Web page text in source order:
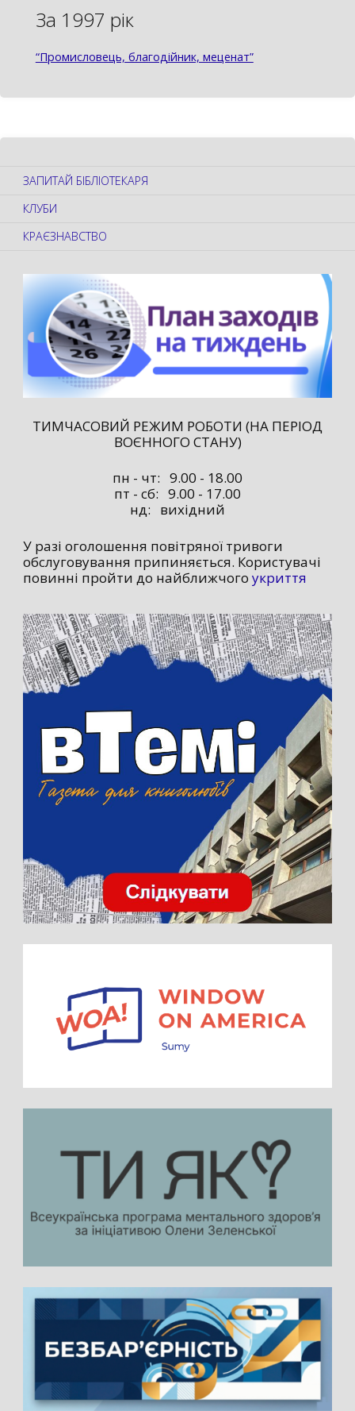
За 1997 рік
“Промисловець, благодійник, меценат”
ЗАПИТАЙ БІБЛІОТЕКАРЯ
КЛУБИ
КРАЄЗНАВСТВО
ТИМЧАСОВИЙ РЕЖИМ РОБОТИ (НА ПЕРІОД
ВОЄННОГО СТАНУ)
пн - чт: 9.00 - 18.00
пт - сб: 9.00 - 17.00
нд: вихідний
У разі оголошення повітряної тривоги
обслуговування припиняється. Користувачі
повинні пройти до найближчого укриття